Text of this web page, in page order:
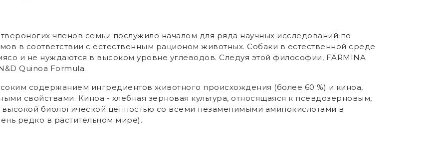
членов семьи послужило началом для ряда научных исследований по
в соответствии с естественным рационом животных. Собаки в естественной среде
и не нуждаются в высоком уровне углеводов. Следуя этой философии, FARMINA
Quinoa Formula.
содержанием ингредиентов животного происхождения (более 60 %) и киноа,
свойствами. Киноа - хлебная зерновая культура, относящаяся к псевдозерновым,
высокой биологической ценностью со всеми незаменимыми аминокислотами в
редко в растительном мире).